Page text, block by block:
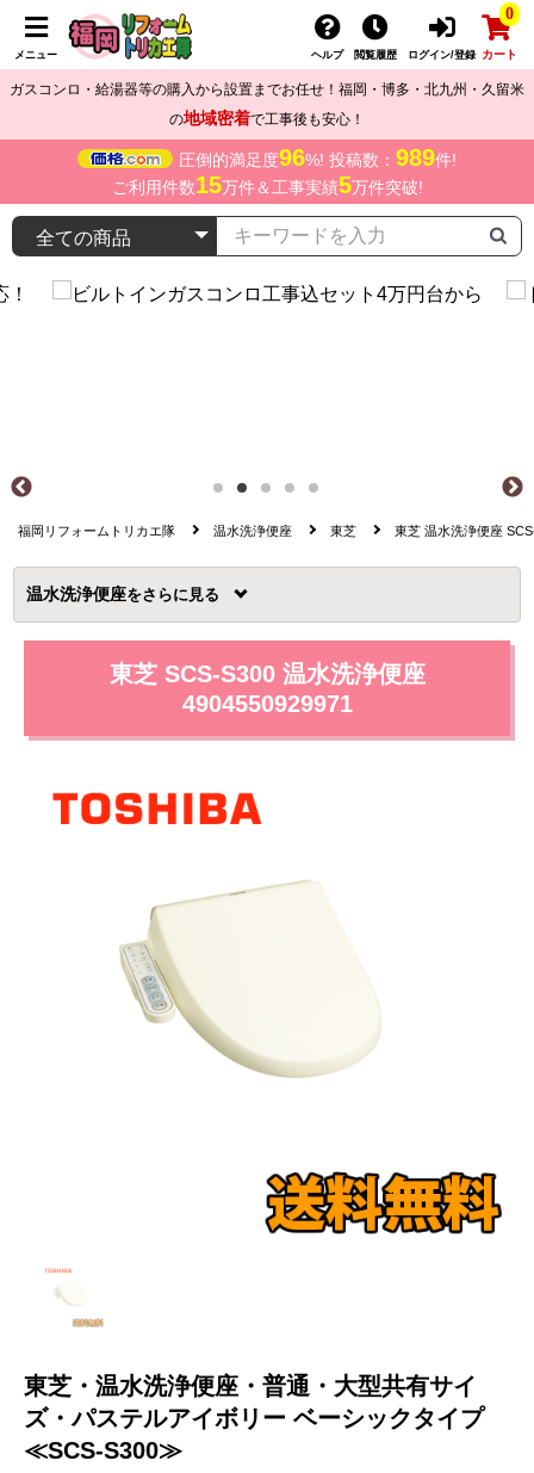
メニュー ヘルプ 閲覧履歴 ログイン/登録
0
カート
ガスコンロ・給湯器等の購入から設置までお任せ！福岡・博多・北九州・久留米
の地域密着で工事後も安心！
圧倒的満足度96%! 投稿数： 989件!
ご利用件数15万件＆工事実績5万件突破!
福岡リフォームトリカエ隊 温水洗浄便座 東芝 東芝 温水洗浄便座
温水洗浄便座を
東芝 SCS-S300 温水洗浄便座
4904550929971
東芝・温水洗浄便座・普通・大型共有サイ
ズ・パステルアイボリー ベーシックタイプ
≪SCS-S300≫